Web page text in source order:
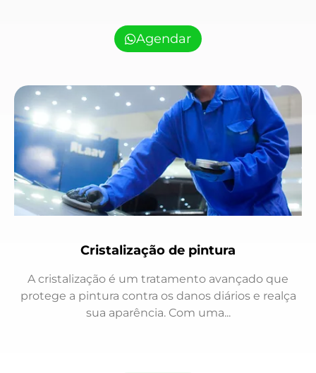
Agendar
Cristalização de pintura
A cristalização é um tratamento avançado que
protege a pintura contra os danos diários e realça
sua aparência. Com uma...